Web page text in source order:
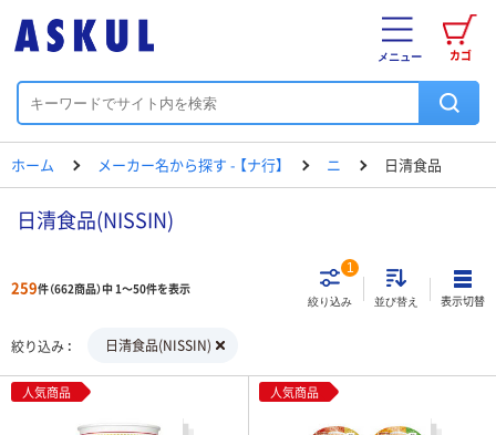
カゴ
メニュー
ホーム メーカー名から探す - 【ナ行】 ニ 日清食品
日清食品(NISSIN)
259件（662商品）中 1～50件を表示
絞り込み
1
並び替え 表示切替
絞り込み 日清食品(NISSIN)
人気商品 人気商品